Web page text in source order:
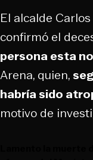
El alcalde
confirmó el
persona esta
Arena, quien,
habría sido
motivo de